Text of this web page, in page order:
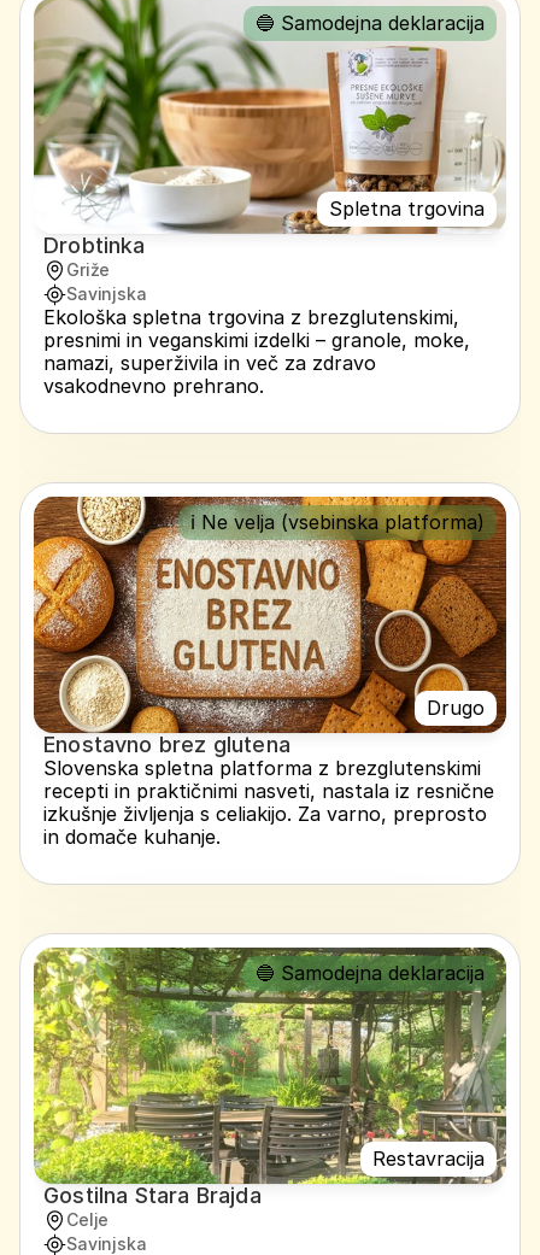
Spletna trgovina
🔵 Samodejna deklaracija
Drobtinka
Griže
Savinjska
Ekološka spletna trgovina z brezglutenskimi,
presnimi in veganskimi izdelki – granole, moke,
namazi, superživila in več za zdravo
vsakodnevno prehrano.
Drugo
ℹ️ Ne velja (vsebinska platforma)
Enostavno brez glutena
Slovenska spletna platforma z brezglutenskimi
recepti in praktičnimi nasveti, nastala iz resnične
izkušnje življenja s celiakijo. Za varno, preprosto
in domače kuhanje.
Restavracija
🔵 Samodejna deklaracija
Gostilna Stara Brajda
Celje
Savinjska